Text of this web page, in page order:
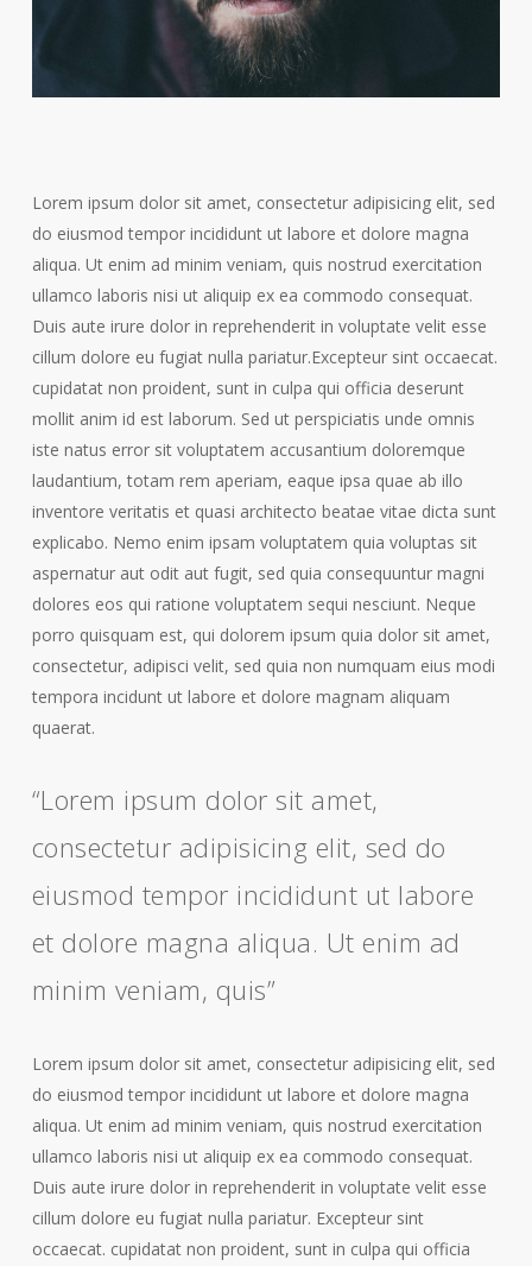
Lorem ipsum dolor sit amet, consectetur adipisicing elit, sed
do eiusmod tempor incididunt ut labore et dolore magna
aliqua. Ut enim ad minim veniam, quis nostrud exercitation
ullamco laboris nisi ut aliquip ex ea commodo consequat.
Duis aute irure dolor in reprehenderit in voluptate velit esse
cillum dolore eu fugiat nulla pariatur.Excepteur sint occaecat.
cupidatat non proident, sunt in culpa qui officia deserunt
mollit anim id est laborum. Sed ut perspiciatis unde omnis
iste natus error sit voluptatem accusantium doloremque
laudantium, totam rem aperiam, eaque ipsa quae ab illo
inventore veritatis et quasi architecto beatae vitae dicta sunt
explicabo. Nemo enim ipsam voluptatem quia voluptas sit
aspernatur aut odit aut fugit, sed quia consequuntur magni
dolores eos qui ratione voluptatem sequi nesciunt. Neque
porro quisquam est, qui dolorem ipsum quia dolor sit amet,
consectetur, adipisci velit, sed quia non numquam eius modi
tempora incidunt ut labore et dolore magnam aliquam
quaerat.
“Lorem ipsum dolor sit amet,
consectetur adipisicing elit, sed do
eiusmod tempor incididunt ut labore
et dolore magna aliqua. Ut enim ad
minim veniam, quis”
Lorem ipsum dolor sit amet, consectetur adipisicing elit, sed
do eiusmod tempor incididunt ut labore et dolore magna
aliqua. Ut enim ad minim veniam, quis nostrud exercitation
ullamco laboris nisi ut aliquip ex ea commodo consequat.
Duis aute irure dolor in reprehenderit in voluptate velit esse
cillum dolore eu fugiat nulla pariatur. Excepteur sint
occaecat. cupidatat non proident, sunt in culpa qui officia